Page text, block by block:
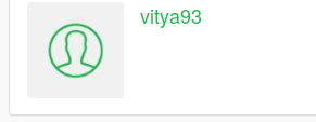
vitya93